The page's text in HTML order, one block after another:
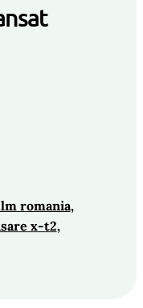
romania ,
x-t2 ,